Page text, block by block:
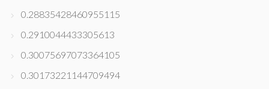
0.28835428460955115
0.2910044433305613
0.30075697073364105
0.30173221144709494